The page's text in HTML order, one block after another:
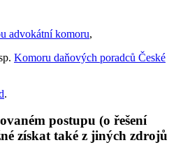
advokátní komoru,
Komoru daňových poradců České
.
postupu (o řešení
získat také z jiných zdrojů